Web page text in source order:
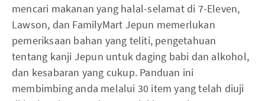
mencari makanan yang halal-selamat di 7-Eleven,
Lawson, dan FamilyMart Jepun memerlukan
pemeriksaan bahan yang teliti, pengetahuan
tentang kanji Jepun untuk daging babi dan alkohol,
dan kesabaran yang cukup. Panduan ini
membimbing anda melalui 30 item yang telah diuji